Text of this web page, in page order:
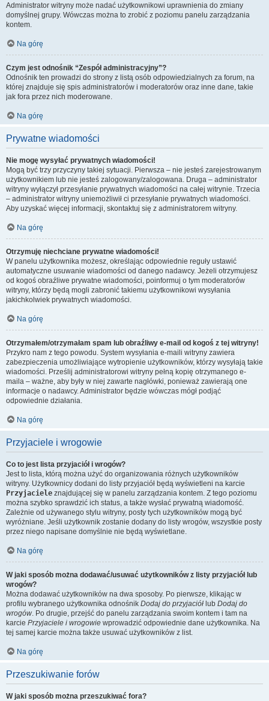
Administrator witryny może nadać użytkownikowi uprawnienia do zmiany
domyślnej grupy. Wówczas można to zrobić z poziomu panelu zarządzania
kontem.
Na górę
Czym jest odnośnik “Zespół administracyjny”?
Odnośnik ten prowadzi do strony z listą osób odpowiedzialnych za forum, na
której znajduje się spis administratorów i moderatorów oraz inne dane, takie
jak fora przez nich moderowane.
Na górę
Prywatne wiadomości
Nie mogę wysyłać prywatnych wiadomości!
Mogą być trzy przyczyny takiej sytuacji. Pierwsza – nie jesteś zarejestrowanym
użytkownikiem lub nie jesteś zalogowany/zalogowana. Druga – administrator
witryny wyłączył przesyłanie prywatnych wiadomości na całej witrynie. Trzecia
– administrator witryny uniemożliwił ci przesyłanie prywatnych wiadomości.
Aby uzyskać więcej informacji, skontaktuj się z administratorem witryny.
Na górę
Otrzymuję niechciane prywatne wiadomości!
W panelu użytkownika możesz, określając odpowiednie reguły ustawić
automatyczne usuwanie wiadomości od danego nadawcy. Jeżeli otrzymujesz
od kogoś obraźliwe prywatne wiadomości, poinformuj o tym moderatorów
witryny, którzy będą mogli zabronić takiemu użytkownikowi wysyłania
jakichkolwiek prywatnych wiadomości.
Na górę
Otrzymałem/otrzymałam spam lub obraźliwy e-mail od kogoś z tej witryny!
Przykro nam z tego powodu. System wysyłania e-maili witryny zawiera
zabezpieczenia umożliwiające wytropienie użytkowników, którzy wysyłają takie
wiadomości. Prześlij administratorowi witryny pełną kopię otrzymanego e-
maila – ważne, aby były w niej zawarte nagłówki, ponieważ zawierają one
informacje o nadawcy. Administrator będzie wówczas mógł podjąć
odpowiednie działania.
Na górę
Przyjaciele i wrogowie
Co to jest lista przyjaciół i wrogów?
Jest to lista, którą można użyć do organizowania różnych użytkowników
witryny. Użytkownicy dodani do listy przyjaciół będą wyświetleni na karcie
Przyjaciele znajdującej się w panelu zarządzania kontem. Z tego poziomu
można szybko sprawdzić ich status, a także wysłać prywatną wiadomość.
Zależnie od używanego stylu witryny, posty tych użytkowników mogą być
wyróżniane. Jeśli użytkownik zostanie dodany do listy wrogów, wszystkie posty
przez niego napisane domyślnie nie będą wyświetlane.
Na górę
W jaki sposób można dodawać/usuwać użytkowników z listy przyjaciół lub
wrogów?
Można dodawać użytkowników na dwa sposoby. Po pierwsze, klikając w
profilu wybranego użytkownika odnośnik Dodaj do przyjaciół lub Dodaj do
wrogów. Po drugie, przejść do panelu zarządzania swoim kontem i tam na
karcie Przyjaciele i wrogowie wprowadzić odpowiednie dane użytkownika. Na
tej samej karcie można także usuwać użytkowników z list.
Na górę
Przeszukiwanie forów
W jaki sposób można przeszukiwać fora?